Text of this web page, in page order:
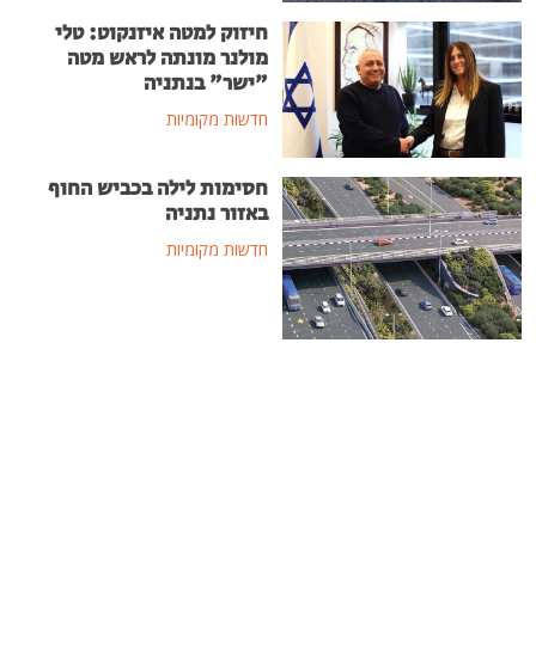
חיזוק למטה איזנקוט: טלי
מולנר מונתה לראש מטה
"ישר" בנתניה
חדשות מקומיות
חסימות לילה בכביש החוף
באזור נתניה
חדשות מקומיות